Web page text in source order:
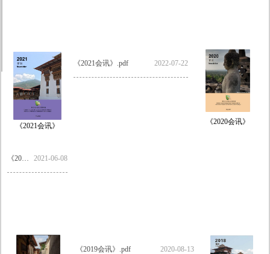
《2021会讯》
2022-07-22
《2021会讯》.pdf
《2020会讯》
2021-06-08
《2020会讯》.pdf
2020-08-13
《2019会讯》.pdf